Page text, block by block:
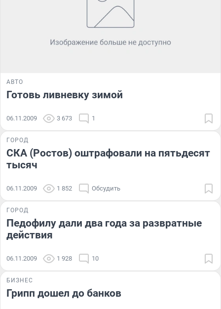
АВТО
Готовь ливневку зимой
06.11.2009 3 673 1
ГОРОД
СКА (Ростов) оштрафовали на пятьдесят
тысяч
06.11.2009 1 852 Обсудить
ГОРОД
Педофилу дали два года за развратные
действия
06.11.2009 1 928 10
БИЗНЕС
Грипп дошел до банков